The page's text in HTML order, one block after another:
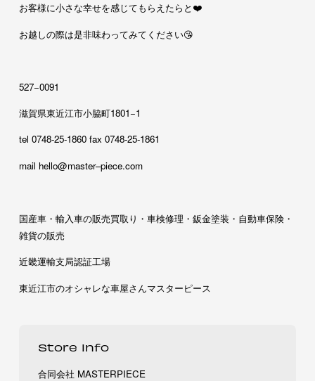
お客様に小さな幸せを感じてもらえたらと❤️
お越しの際は是非味わってみてください😘
527−0091
滋賀県東近江市小脇町1801−1
tel 0748-25-1860 fax 0748-25-1861
mail hello@master–piece.com
国産車・輸入車の販売買取り・車検修理・鈑金塗装・自動車保険・
雑貨の販売
近畿運輸支局認証工場
東近江市のオシャレな車屋さんマスターピース
Store Info
合同会社 MASTERPIECE